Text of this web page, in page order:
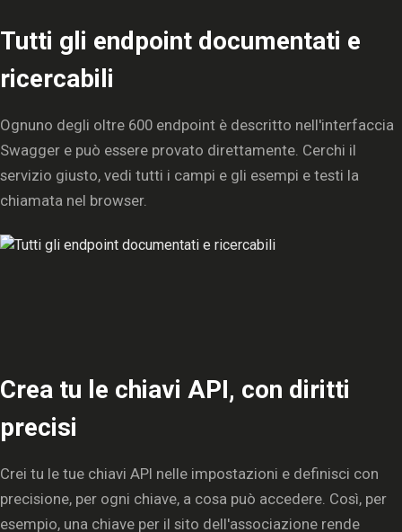
Tutti gli endpoint documentati e
ricercabili
Ognuno degli oltre 600 endpoint è descritto nell'interfaccia
Swagger e può essere provato direttamente. Cerchi il
servizio giusto, vedi tutti i campi e gli esempi e testi la
chiamata nel browser.
Crea tu le chiavi API, con diritti
precisi
Crei tu le tue chiavi API nelle impostazioni e definisci con
precisione, per ogni chiave, a cosa può accedere. Così, per
esempio, una chiave per il sito dell'associazione rende